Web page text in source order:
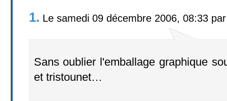
1. Le samedi 09 décembre 2006, 08:33
Sans oublier l'emballage graphique
et tristounet…